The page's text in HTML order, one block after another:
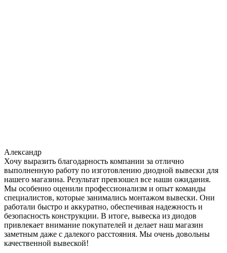
Александр
Хочу выразить благодарность компании за отлично
выполненную работу по изготовлению диодной вывески для
нашего магазина. Результат превзошел все наши ожидания.
Мы особенно оценили профессионализм и опыт команды
специалистов, которые занимались монтажом вывески. Они
работали быстро и аккуратно, обеспечивая надежность и
безопасность конструкции. В итоге, вывеска из диодов
привлекает внимание покупателей и делает наш магазин
заметным даже с далекого расстояния. Мы очень довольны
качественной вывеской!